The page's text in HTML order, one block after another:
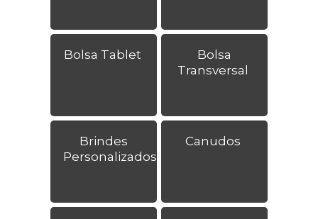
Bolsa Tablet
Bolsa
Transversal
Brindes
Personalizados
Canudos